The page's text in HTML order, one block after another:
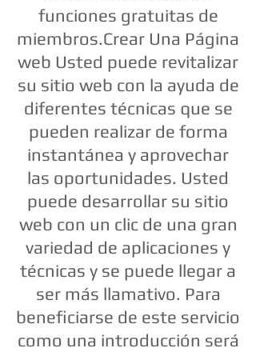
funciones gratuitas de
miembros.Crear Una Página
web Usted puede revitalizar
su sitio web con la ayuda de
diferentes técnicas que se
pueden realizar de forma
instantánea y aprovechar
las oportunidades. Usted
puede desarrollar su sitio
web con un clic de una gran
variedad de aplicaciones y
técnicas y se puede llegar a
ser más llamativo. Para
beneficiarse de este servicio
como una introducción será